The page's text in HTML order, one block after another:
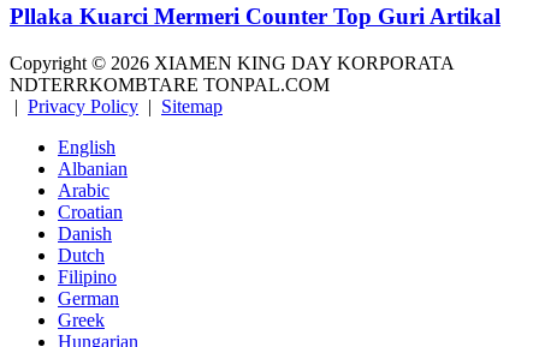
Pllaka Kuarci Mermeri Counter Top Guri Artikal
Copyright © 2026 XIAMEN KING DAY KORPORATA
NDTERRKOMBTARE TONPAL.COM
| Privacy Policy | Sitemap
English
Albanian
Arabic
Croatian
Danish
Dutch
Filipino
German
Greek
Hungarian